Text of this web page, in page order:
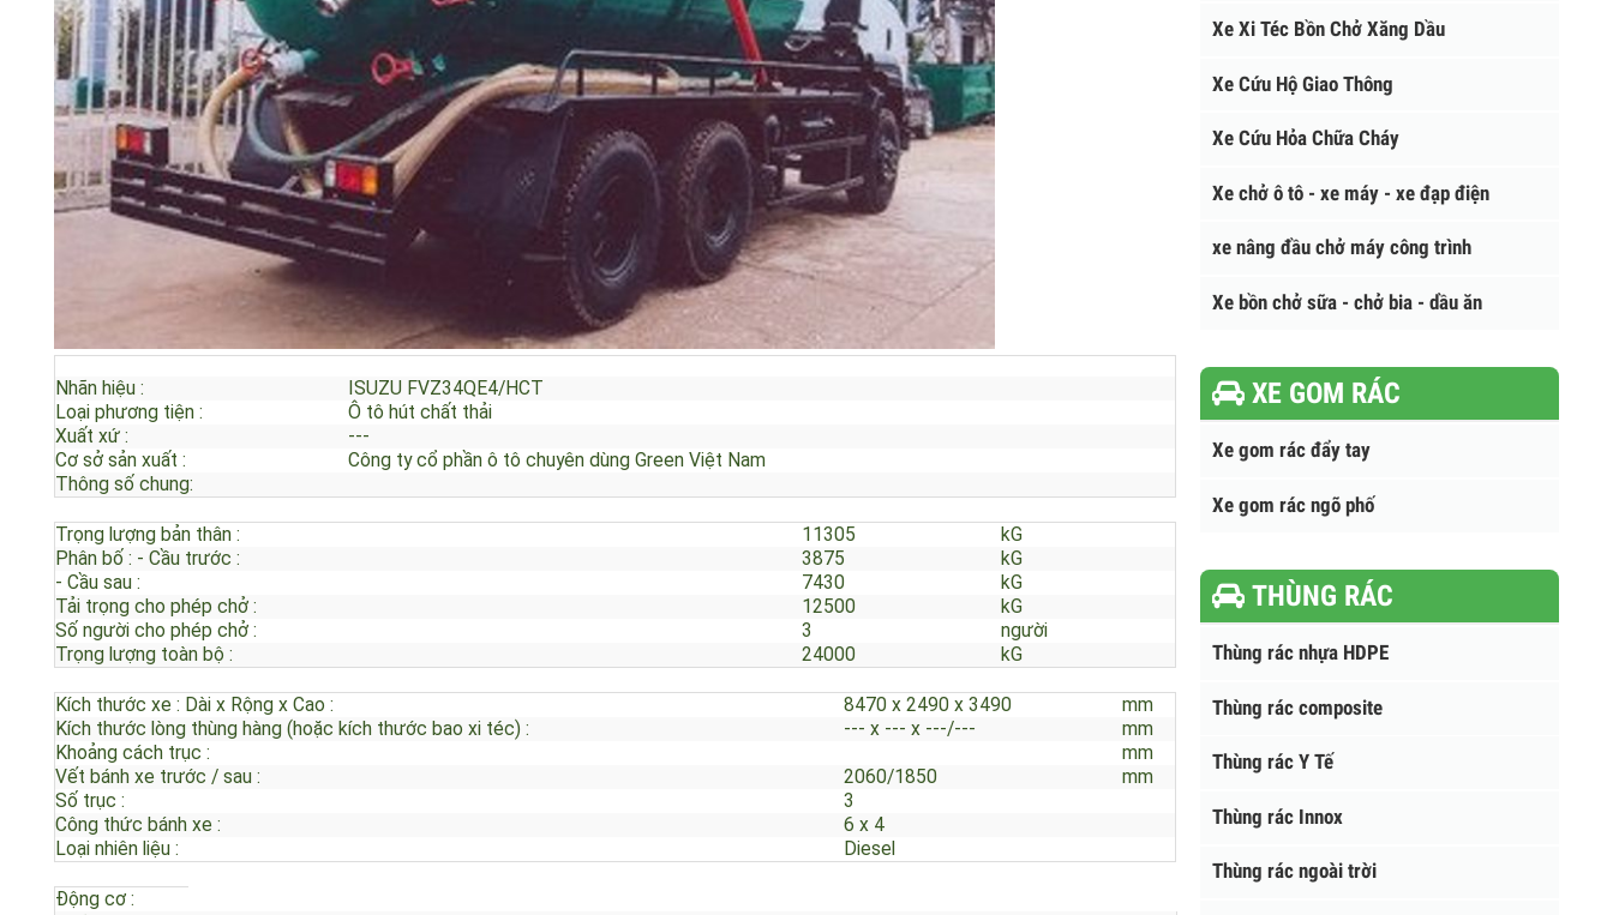
Nhãn hiệu : ISUZU FVZ34QE4/HCT
Loại phương tiện : Ô tô hút chất thải
Xuất xứ :
---
Cơ sở sản xuất :
Công ty cổ phần ô tô chuyên dùng Green Việt Nam
Thông số chung:
Trọng lượng bản thân : 11305
kG
Phân bố : - Cầu trước :
3875 kG
- Cầu sau : 7430 kG
Tải trọng cho phép chở : 12500
kG
Số người cho phép chở :
3
người
Trọng lượng toàn bộ :
24000
Kích thước xe : Dài x Rộng x Cao : 8470 x 2490 x 3490
mm
Kích thước lòng thùng hàng (hoặc kích thước bao xi téc) :
--- x --- x ---/--- mm
Khoảng cách trục :
Vết bánh xe trước / sau : 2060/1850
Số trục :
3
Công thức bánh xe :
Xe Bồn Chở Hóa Chất - Khí Hóa Lỏng
Xe Xi Téc Bồn Chở Xăng Dầu
Xe Cứu Hộ Giao Thông
Xe Cứu Hỏa Chữa Cháy
Xe chở ô tô - xe máy - xe đạp điện
xe nâng đầu chở máy công trình
XE GOM RÁC
Xe gom rác đẩy tay
THÙNG RÁC
Thùng rác nhựa HDPE
Thùng rác composite
Thùng rác Y Tế
Thùng rác Innox